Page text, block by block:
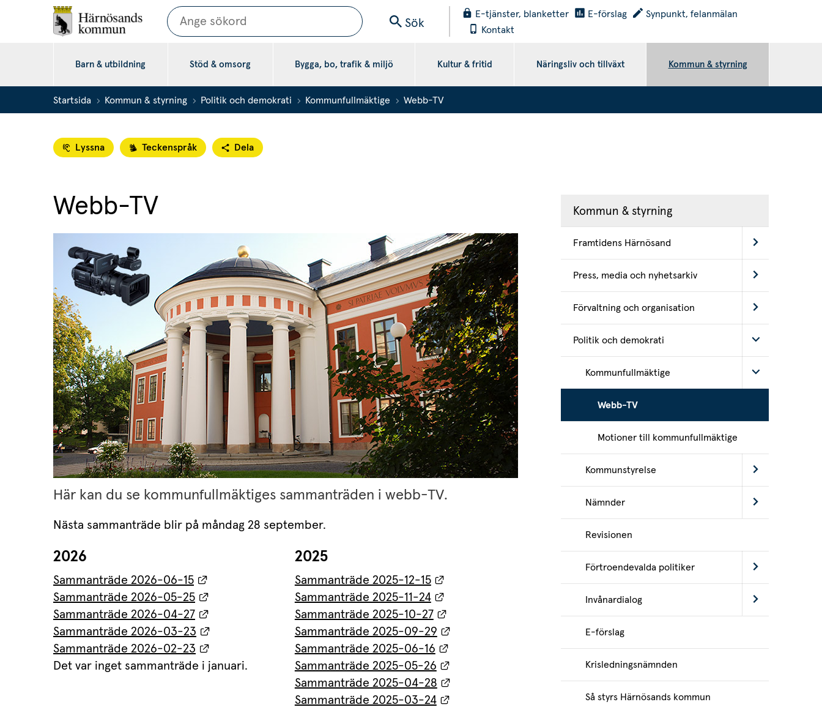
Sök
Sök
E-tjänster, blanketter E-förslag
Synpunkt, felanmälan
Kontakt
Barn & utbildning Stöd & omsorg Bygga, bo, trafik & miljö Kultur & fritid Näringsliv och tillväxt Kommun & styrning
Startsida Kommun & styrning Politik och demokrati Kommunfullmäktige Webb-TV
Lyssna Teckenspråk Dela
Webb-TV
Här kan du se kommunfullmäktiges sammanträden i webb-TV.
Nästa sammanträde blir på måndag 28 september.
2026
Sammanträde 2026-06-15
Länk till annan webbplats.
Sammanträde 2026-05-25
Länk till annan webbplats.
Sammanträde 2026-04-27
Länk till annan webbplats.
Sammanträde 2026-03-23
Länk till annan webbplats.
Sammanträde 2026-02-23
Länk till annan webbplats.
Det var inget sammanträde i januari.
2025
Sammanträde 2025-12-15
Sammanträde 2025-11-24
Sammanträde 2025-10-27
Länk till annan webbplats.
Sammanträde 2025-09-29
Länk till annan webbplats.
Sammanträde 2025-06-16
Länk till annan webbplats.
Sammanträde 2025-05-26
Länk till annan webbplats.
Sammanträde 2025-04-28
Länk till annan webbplats.
Sammanträde 2025-03-24
Länk till annan webbplats.
Kommun & styrning
Framtidens Härnösand
Press, media och nyhetsarkiv
Förvaltning och organisation
Politik och demokrati
Kommunfullmäktige
Webb-TV
Motioner till kommunfullmäktige
Kommunstyrelse
Nämnder
Revisionen
Förtroendevalda politiker
Invånardialog
E-förslag
Krisledningsnämnden
Så styrs Härnösands kommun